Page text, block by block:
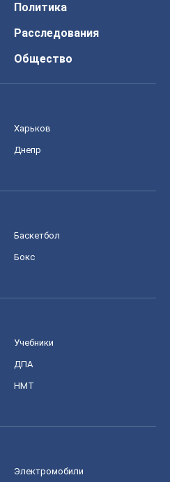
Политика
Расследования
Общество
Харьков
Днепр
Баскетбол
Бокс
Учебники
ДПА
НМТ
Электромобили